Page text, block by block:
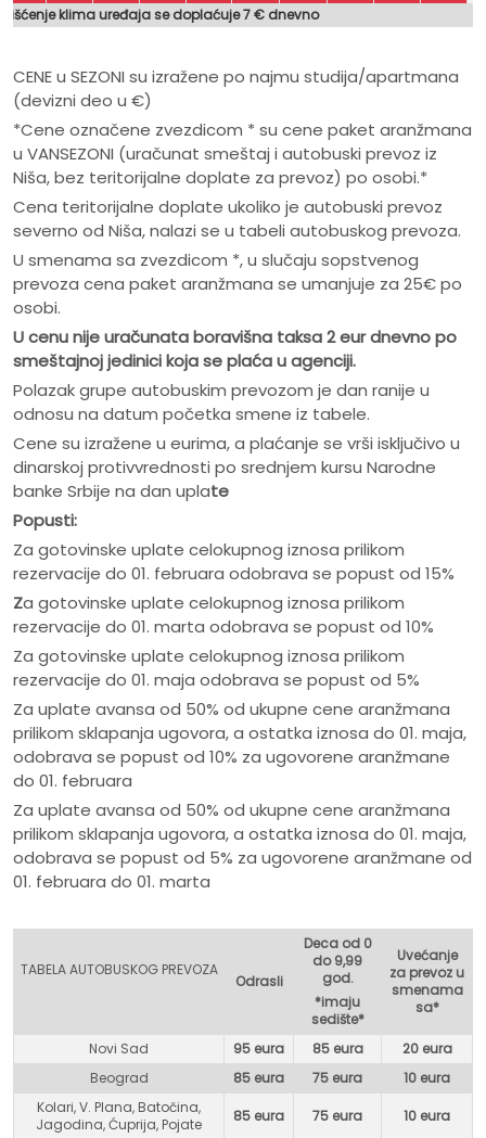
klima uređaja se doplaćuje 7 € dnevno
CENE u SEZONI su izražene po najmu studija/apartmana
(devizni deo u €)
*Cene označene zvezdicom * su cene paket aranžmana
u VANSEZONI (uračunat smeštaj i autobuski prevoz iz
Niša, bez teritorijalne doplate za prevoz) po osobi.*
Cena teritorijalne doplate ukoliko je autobuski prevoz
severno od Niša, nalazi se u tabeli autobuskog prevoza.
U smenama sa zvezdicom *, u slučaju sopstvenog
prevoza cena paket aranžmana se umanjuje za 25€ po
osobi.
U cenu nije uračunata boravišna taksa 2 eur dnevno po
smeštajnoj jedinici koja se plaća u agenciji.
Polazak grupe autobuskim prevozom je dan ranije u
odnosu na datum početka smene iz tabele.
Cene su izražene u eurima, a plaćanje se vrši isključivo u
dinarskoj protivvrednosti po srednjem kursu Narodne
banke Srbije na dan uplate
Popusti:
Za gotovinske uplate celokupnog iznosa prilikom
rezervacije do 01. februara odobrava se popust od 15%
Za gotovinske uplate celokupnog iznosa prilikom
rezervacije do 01. marta odobrava se popust od 10%
Za gotovinske uplate celokupnog iznosa prilikom
rezervacije do 01. maja odobrava se popust od 5%
Za uplate avansa od 50% od ukupne cene aranžmana
prilikom sklapanja ugovora, a ostatka iznosa do 01. maja,
odobrava se popust od 10% za ugovorene aranžmane
do 01. februara
Za uplate avansa od 50% od ukupne cene aranžmana
prilikom sklapanja ugovora, a ostatka iznosa do 01. maja,
odobrava se popust od 5% za ugovorene aranžmane od
01. februara do 01. marta
TABELA AUTOBUSKOG PREVOZA
Odrasli
Deca od 0
do 9,99
god.
*imaju
sedište*
Uvećanje
za prevoz u
smenama
sa*
Novi Sad 95 eura 85 eura
20 eura
Beograd
85 eura 75 eura
10 eura
Kolari, V. Plana, Batočina,
Jagodina, Ćuprija, Pojate
85 eura 75 eura 10 eura